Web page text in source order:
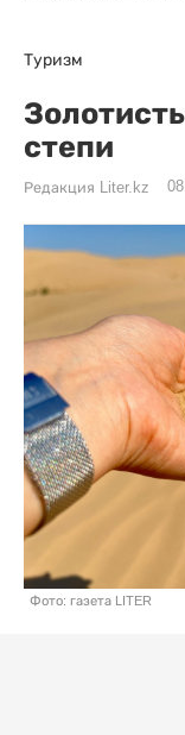
Туризм
степи
Редакция Liter.kz
Фото: газета LITER